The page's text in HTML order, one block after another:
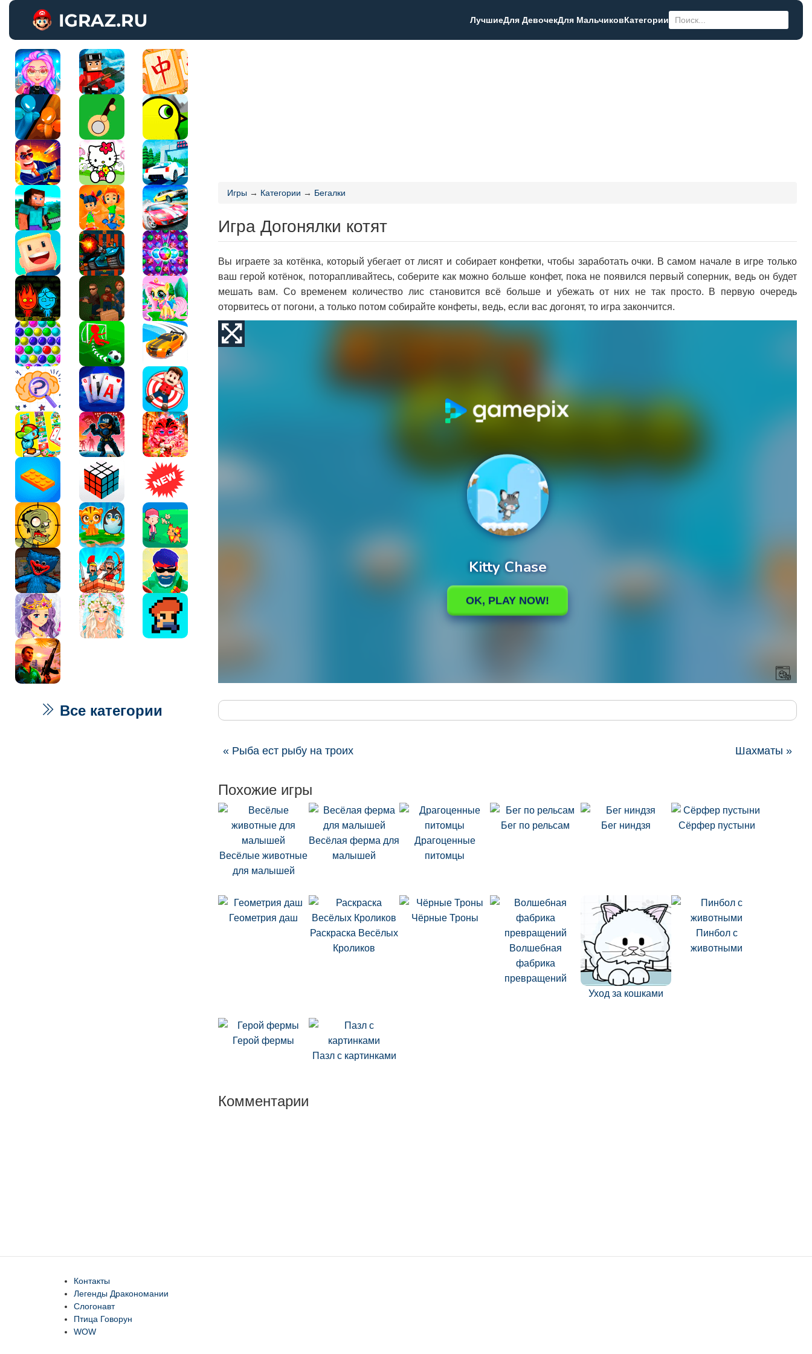
ЛучшиеДля ДевочекДля МальчиковКатегории
Игры → Категории → Бегалки
Игра Догонялки котят
Вы играете за котёнка, который убегает от лисят и собирает конфетки, чтобы заработать очки. В самом начале в игре только
ваш герой котёнок, поторапливайтесь, соберите как можно больше конфет, пока не появился первый соперник, ведь он будет
мешать вам. Со временем количество лис становится всё больше и убежать от них не так просто. В первую очередь
оторвитесь от погони, а только потом собирайте конфеты, ведь, если вас догонят, то игра закончится.
« Рыба ест рыбу на троих Шахматы »
Похожие игры
Весёлые животные
для малышей
Весёлая ферма для
малышей
Драгоценные
питомцы
Бег по рельсам Бег ниндзя Сёрфер пустыни
Геометрия даш
Раскраска Весёлых
Кроликов
Чёрные Троны
Волшебная
фабрика
превращений
Уход за кошками
Пинбол с
животными
Герой фермы
Пазл с картинками
Комментарии
Все категории
Контакты
Легенды Дракономании
Слогонавт
Птица Говорун
WOW